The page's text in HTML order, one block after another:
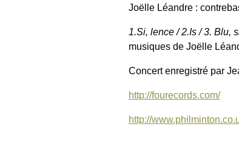
Joëlle Léandre :
1.Si, lence / 2.Is / 3. Blu,
musiques de Joëlle
Concert enregistré par
http://fourecords.com/
http://